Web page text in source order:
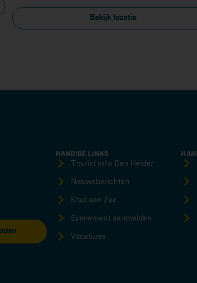
Bekijk locatie
HANDIGE LINKS
Tourist info Den Helder
Nieuwsberichten
Stad aan Zee
Evenement aanmelden
Vacatures